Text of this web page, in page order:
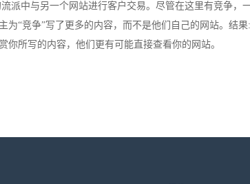
中与另一个网站进行客户交易。尽管在这里有竞争，
为“竞争”写了更多的内容，而不是他们自己的网站。结
你所写的内容，他们更有可能直接查看你的网站。